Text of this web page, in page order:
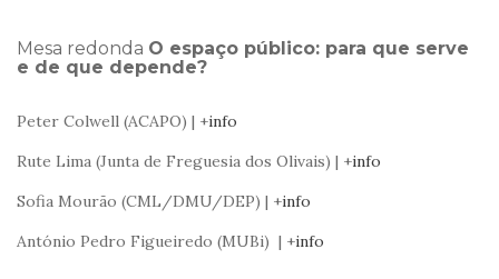
Mesa redonda O espaço público: para que serve
e de que depende?
Peter Colwell (ACAPO) | +info
Rute Lima (Junta de Freguesia dos Olivais) | +info
Sofia Mourão (CML/DMU/DEP) | +info
António Pedro Figueiredo (MUBi) | +info